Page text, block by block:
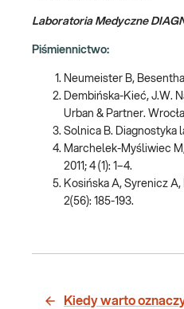
Laboratoria Medyczne
Piśmiennictwo:
Neumeister B,
Dembińska-Kieć, J.W.
Urban & Partner.
Solnica B. Diagnostyka
Marchelek-Myśliwiec
2011; 4 (1): 1–4.
Kosińska A, Syrenicz
2(56): 185-193.
Kiedy warto